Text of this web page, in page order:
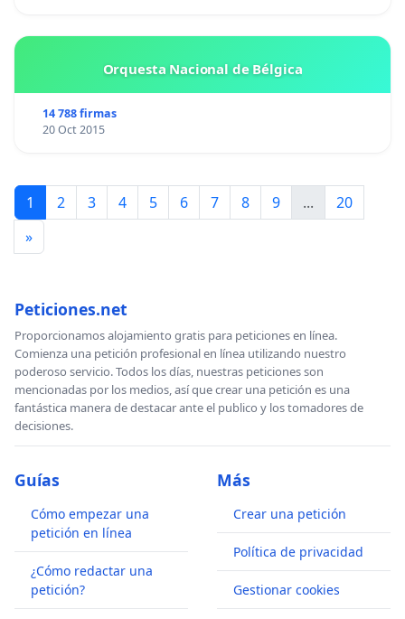
Orquesta Nacional de Bélgica
14 788 firmas
20 Oct 2015
1 2 3 4 5 6 7 8 9 ...
20
»
Peticiones.net
Proporcionamos alojamiento gratis para peticiones en línea.
Comienza una petición profesional en línea utilizando nuestro
poderoso servicio. Todos los días, nuestras peticiones son
mencionadas por los medios, así que crear una petición es una
fantástica manera de destacar ante el publico y los tomadores de
decisiones.
Guías
Cómo empezar una
petición en línea
¿Cómo redactar una
petición?
Más
Crear una petición
Política de privacidad
Gestionar cookies